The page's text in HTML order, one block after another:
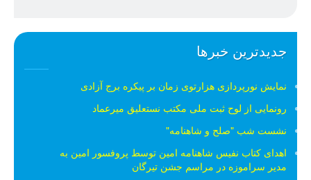
جدیدترین خبرها
نمایش نورپردازی هزارتوی زمان بر پیکره برج آزادی
رونمایی از لوح ثبت ملی مكتب نستعلیق میرعماد
نشست شب "صلح و شاهنامه"
اهدای کتاب نفیس شاهنامه امین توسط پروفسور امین به
مدیر سراموزه در مراسم جشن تیرگان